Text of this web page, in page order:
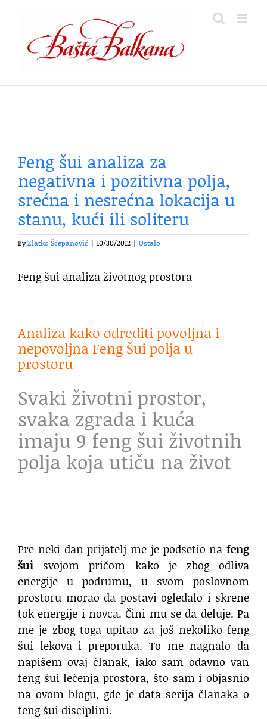
content
Feng šui analiza za
negativna i pozitivna polja,
srećna i nesrećna lokacija u
stanu, kući ili soliteru
ByZlatko Šćepanović 10/30/2012 Ostalo
Feng šui analiza životnog prostora
Analiza kako odrediti povoljna i
nepovoljna Feng Šui polja u
prostoru
Svaki životni prostor,
svaka zgrada i kuća
imaju 9 feng šui životnih
polja koja utiču na život
Pre neki dan prijatelj me je podsetio na feng
šui svojom pričom kako je zbog odliva
energije u podrumu, u svom poslovnom
prostoru morao da postavi ogledalo i skrene
tok energije i novca. Čini mu se da deluje. Pa
me je zbog toga upitao za još nekoliko feng
šui lekova i preporuka. To me nagnalo da
napišem ovaj članak, iako sam odavno van
feng šui lečenja prostora, što sam i objasnio
na ovom blogu, gde je data serija članaka o
feng šui disciplini.